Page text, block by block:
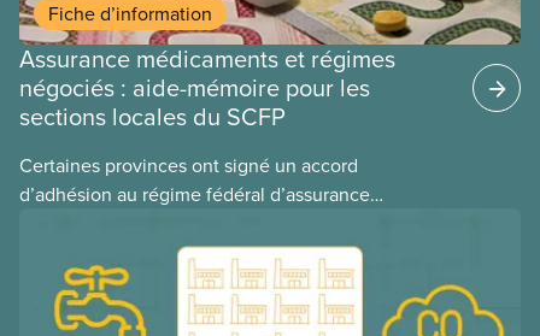
Fiche d’information
Assurance médicaments et régimes
négociés : aide-mémoire pour les
sections locales du SCFP
Certaines provinces ont signé un accord
d’adhésion au régime fédéral d’assurance
ces provinces s’interrogent sur l’incidence que ce
régime pourrait avoir sur leurs avantages
sociaux actuels.